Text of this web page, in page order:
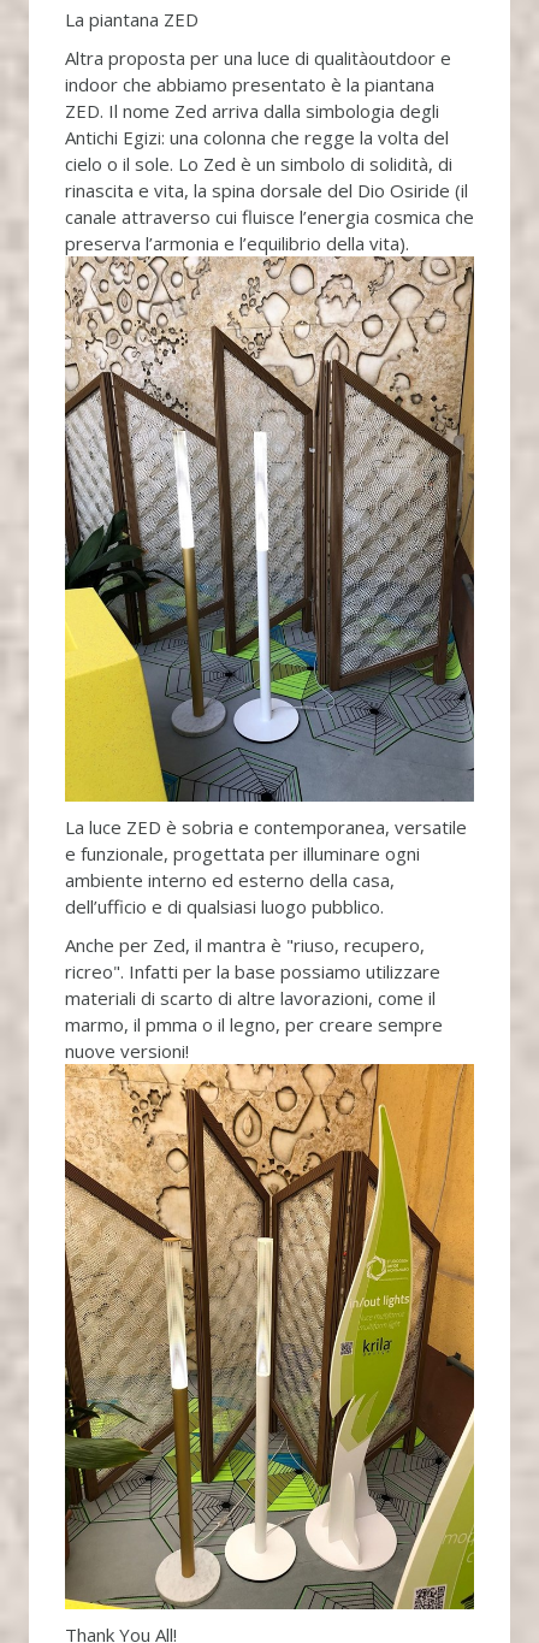
La piantana ZED
Altra proposta per una luce di qualitàoutdoor e
indoor che abbiamo presentato è la piantana
ZED. Il nome Zed arriva dalla simbologia degli
Antichi Egizi: una colonna che regge la volta del
cielo o il sole. Lo Zed è un simbolo di solidità, di
rinascita e vita, la spina dorsale del Dio Osiride (il
canale attraverso cui fluisce l’energia cosmica che
preserva l’armonia e l’equilibrio della vita).
La luce ZED è sobria e contemporanea, versatile
e funzionale, progettata per illuminare ogni
ambiente interno ed esterno della casa,
dell’ufficio e di qualsiasi luogo pubblico.
Anche per Zed, il mantra è "riuso, recupero,
ricreo". Infatti per la base possiamo utilizzare
materiali di scarto di altre lavorazioni, come il
marmo, il pmma o il legno, per creare sempre
nuove versioni!
Thank You All!